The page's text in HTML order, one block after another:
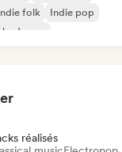
folk
Indie pop
réalisés